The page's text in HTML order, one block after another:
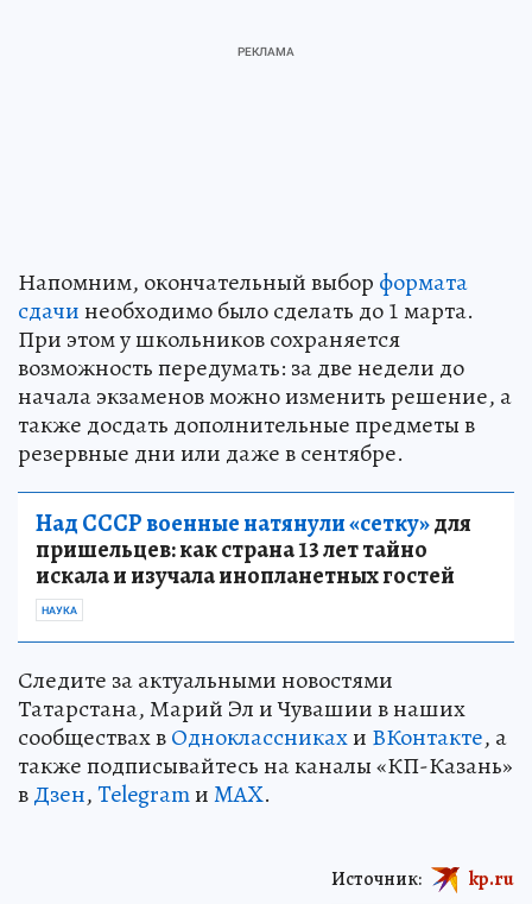
Напомним, окончательный выбор формата
сдачинеобходимо было сделать до 1 марта.
При этом у школьников сохраняется
возможность передумать: за две недели до
начала экзаменов можно изменить решение, а
также досдать дополнительные предметы в
резервные дни или даже в сентябре.
Над СССР военные натянули «сетку»для
пришельцев: как страна 13 лет тайно
искала и изучала инопланетных гостей
НАУКА
Следите за актуальными новостями
Татарстана, Марий Эл и Чувашии в наших
сообществах вОдноклассникахи ВКонтакте, а
также подписывайтесь на каналы «КП-Казань»
вДзен,TelegramиMAX.
Источник: kp.ru